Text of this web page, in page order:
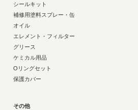
シールキット
補修用塗料スプレー・缶
オイル
エレメント・フィルター
グリース
ケミカル用品
Oリングセット
保護カバー
その他